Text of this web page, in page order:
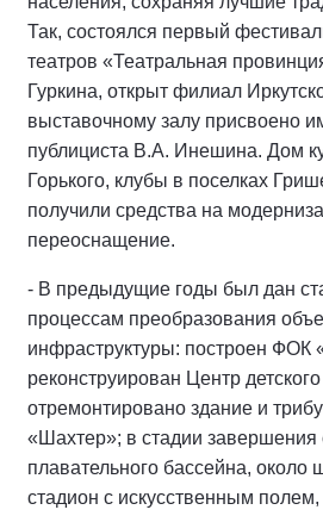
Так, состоялся первый
театров «Театральная
Гуркина, открыт филиал
выставочному залу присвоено
публициста В.А. Инешина. Дом
Горького, клубы в поселках
получили средства на
переоснащение.
- В предыдущие годы был дан
процессам преобразования
инфраструктуры: построен ФОК
реконструирован Центр
отремонтировано здание и
«Шахтер»; в стадии завершения
плавательного бассейна,
стадион с искусственным полем,